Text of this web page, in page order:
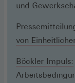
und
von
Böckler Impuls: